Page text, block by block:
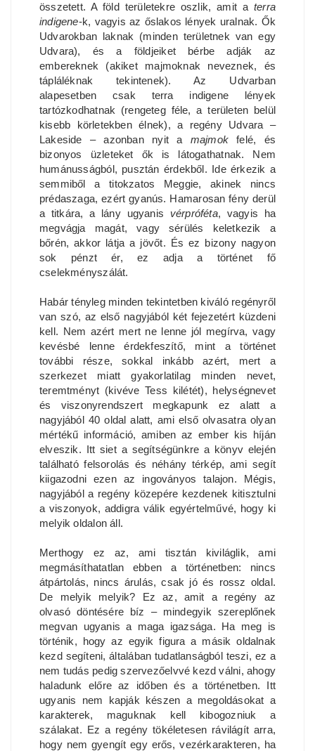
összetett. A föld területekre oszlik, amit a terra
indigene-k, vagyis az őslakos lények uralnak. Ők
Udvarokban laknak (minden területnek van egy
Udvara), és a földjeiket bérbe adják az
embereknek (akiket majmoknak neveznek, és
tápláléknak tekintenek). Az Udvarban
alapesetben csak terra indigene lények
tartózkodhatnak (rengeteg féle, a területen belül
kisebb körletekben élnek), a regény Udvara –
Lakeside – azonban nyit a majmokfelé, és
bizonyos üzleteket ők is látogathatnak. Nem
humánusságból, pusztán érdekből. Ide érkezik a
semmiből a titokzatos Meggie, akinek nincs
prédaszaga, ezért gyanús. Hamarosan fény derül
a titkára, a lány ugyanis vérpróféta, vagyis ha
megvágja magát, vagy sérülés keletkezik a
bőrén, akkor látja a jövőt. És ez bizony nagyon
sok pénzt ér, ez adja a történet fő
cselekményszálát.
Habár tényleg minden tekintetben kiváló regényről
van szó, az első nagyjából két fejezetért küzdeni
kell. Nem azért mert ne lenne jól megírva, vagy
kevésbé lenne érdekfeszítő, mint a történet
további része, sokkal inkább azért, mert a
szerkezet miatt gyakorlatilag minden nevet,
teremtményt (kivéve Tess kilétét), helységnevet
és viszonyrendszert megkapunk ez alatt a
nagyjából 40 oldal alatt, ami első olvasatra olyan
mértékű információ, amiben az ember kis híján
elveszik. Itt siet a segítségünkre a könyv elején
található felsorolás és néhány térkép, ami segít
kiigazodni ezen az ingoványos talajon. Mégis,
nagyjából a regény közepére kezdenek kitisztulni
a viszonyok, addigra válik egyértelművé, hogy ki
melyik oldalon áll.
Merthogy ez az, ami tisztán kiviláglik, ami
megmásíthatatlan ebben a történetben: nincs
átpártolás, nincs árulás, csak jó és rossz oldal.
De melyik melyik? Ez az, amit a regény az
olvasó döntésére bíz – mindegyik szereplőnek
megvan ugyanis a maga igazsága. Ha meg is
történik, hogy az egyik figura a másik oldalnak
kezd segíteni, általában tudatlanságból teszi, ez a
nem tudás pedig szervezőelvvé kezd válni, ahogy
haladunk előre az időben és a történetben. Itt
ugyanis nem kapják készen a megoldásokat a
karakterek, maguknak kell kibogozniuk a
szálakat. Ez a regény tökéletesen rávilágít arra,
hogy nem gyengít egy erős, vezérkarakteren, ha